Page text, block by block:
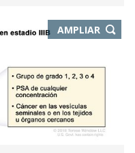
AMPLIAR-
ABRE
NUEVA